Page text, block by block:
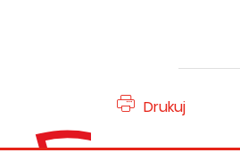
Drukuj